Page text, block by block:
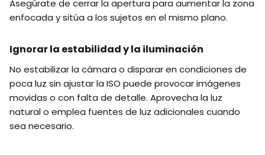
Asegúrate de cerrar la apertura para aumentar la zona
enfocada y sitúa a los sujetos en el mismo plano.
Ignorar la estabilidad y la iluminación
No estabilizar la cámara o disparar en condiciones de
poca luz sin ajustar la ISO puede provocar imágenes
movidas o con falta de detalle. Aprovecha la luz
natural o emplea fuentes de luz adicionales cuando
sea necesario.